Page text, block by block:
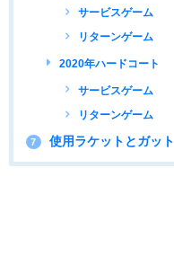
サービスゲーム
リターンゲーム
2020年ハードコート
サービスゲーム
リターンゲーム
7 使用ラケットとガット